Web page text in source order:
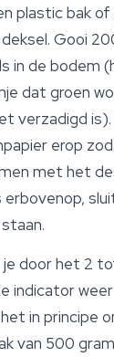
plastic bak
Gooi
in de bodem
dat groen
verzadigd
erop
met het
door het 2
indicator weer
in principe
van 500